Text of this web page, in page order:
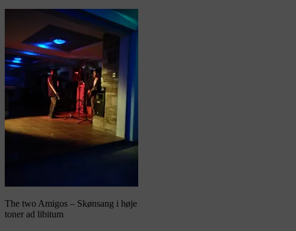
The two Amigos – Skønsang i høje
toner ad libitum